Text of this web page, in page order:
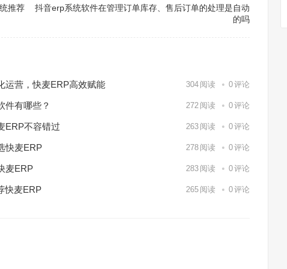
推荐
抖音erp系统软件在管理订单库存、售后订单的处理是自动
的吗
运营，快麦ERP高效赋能 304 阅读 0评论
件有哪些？ 272 阅读 0评论
ERP不容错过 263 阅读 0评论
快麦ERP 278 阅读 0评论
麦ERP 283 阅读 0评论
快麦ERP 265 阅读 0评论